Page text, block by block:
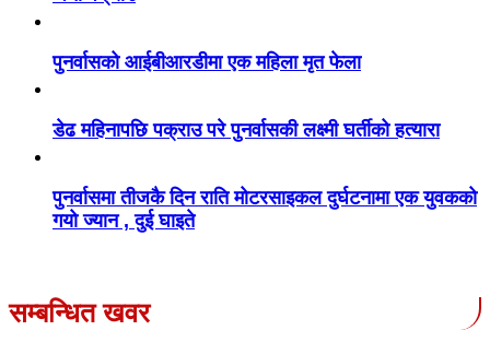
पुनर्वासको आईबीआरडीमा एक महिला मृत फेला
डेढ महिनापछि पक्राउ परे पुनर्वासकी लक्ष्मी घर्तीको हत्यारा
पुनर्वासमा तीजकै दिन राति मोटरसाइकल दुर्घटनामा एक युवकको
गयो ज्यान , दुई घाइते
सम्बन्धित खवर